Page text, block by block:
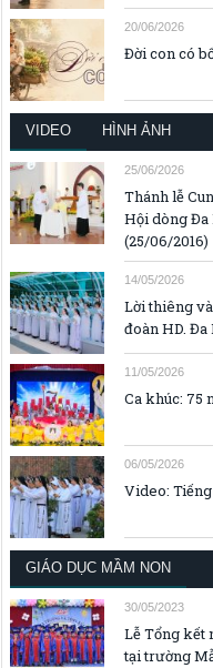
20/06/2026
Đời con có
VIDEO HÌNH ẢNH
25/06/2026
Thánh lễ
Hội dòng
(25/06/2016)
14/05/2026
Lời thiêng
đoàn HD.
11/05/2026
Ca khúc: 75
06/05/2026
Video:
GIÁO DỤC MẦM NON
30/05/2023
Lễ Tổng kết
tại trường